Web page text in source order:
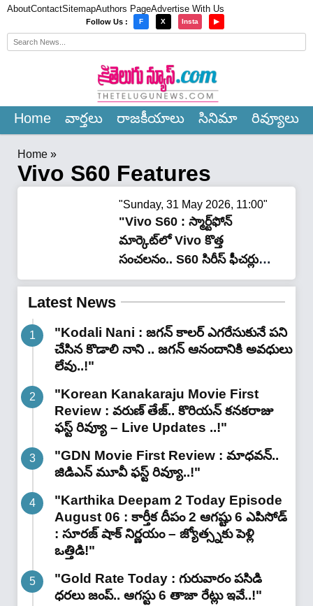
AboutContactSitemapAuthors PageAdvertise With Us
Follow Us : F X Insta ▶
Home వార్త‌లు రాజ‌కీయాలు సినిమా రివ్యూలు
Home »
Vivo S60 Features
"Sunday, 31 May 2026, 11:00"
"Vivo S60 : స్మార్ట్‌ఫోన్
మార్కెట్‌లో Vivo కొత్త
సంచలనం.. S60 సిరీస్ ఫీచర్లు
చూస్తే ఆశ్చర్యమే!"
Latest News
"Kodali Nani : జగన్ కాలర్ ఎగరేసుకునే పని
చేసిన కొడాలి నాని .. జగన్ ఆనందానికి అవధులు
లేవు..!"
"Korean Kanakaraju Movie First
Review : వరుణ్ తేజ్.. కొరియన్ కనకరాజు
ఫస్ట్ రివ్యూ – Live Updates ..!"
"GDN Movie First Review : మాధవన్..
జిడిఎన్ మూవీ ఫ‌స్ట్ రివ్యూ..!"
"Karthika Deepam 2 Today Episode
August 06 : కార్తీక దీపం 2 ఆగష్టు 6 ఎపిసోడ్
: సూరజ్ షాక్ నిర్ణయం – జ్యోత్స్నకు పెళ్లి
ఒత్తిడి!"
"Gold Rate Today : గురువారం పసిడి
ధరలు జంప్.. ఆగస్టు 6 తాజా రేట్లు ఇవే..!"